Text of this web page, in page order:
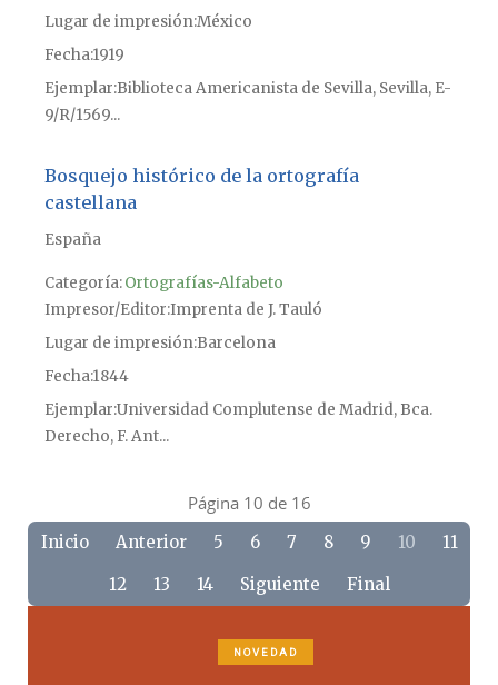
Lugar de impresiónMéxico
Fecha1919
Ejemplar Biblioteca Americanista de Sevilla, Sevilla, E-
9/R/1569...
Bosquejo histórico de la ortografía
castellana
España
Categoría:Ortografías-Alfabeto
Impresor/Editor Imprenta de J. Tauló
Lugar de impresiónBarcelona
Fecha1844
Ejemplar Universidad Complutense de Madrid, Bca.
Derecho, F. Ant...
Página 10 de 16
Inicio Anterior 5 6 7 8 9 10
11
12
13 14 Siguiente Final
NOVEDAD